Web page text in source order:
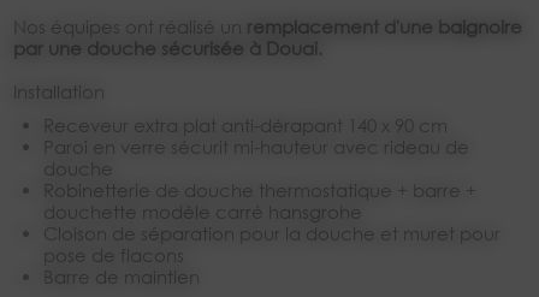
Nos équipes ont réalisé un remplacement d'une baignoire
par une douche sécurisée à Douai.
Installation
receveur extra plat anti-dérapant 140 x 90 cm
paroi en verre sécurit mi-hauteur avec rideau de
douche
robinetterie de douche thermostatique + barre +
douchette modèle carré hansgrohe
cloison de séparation pour la douche et muret pour
pose de flacons
barre de maintien